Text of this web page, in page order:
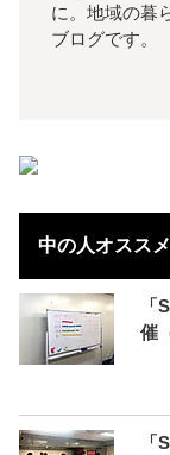
に。地域の暮
ブログです。
中の人オススメ
催